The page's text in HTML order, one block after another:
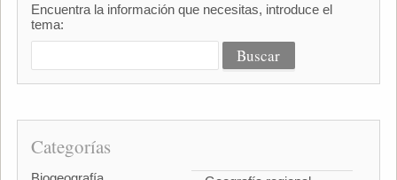
Encuentra la información que necesitas, introduce el
tema:
Categorías